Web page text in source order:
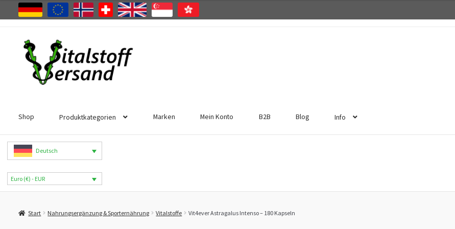
Zur
Navigation
springen
Zum
Inhalt
springen
Shop Produktkategorien Marken Mein Konto B2B Blog Info
Deutsch
Euro (€) - EUR
Start Nahrungsergänzung & Sporternährung Vitalstoffe Vit4ever Astragalus Intenso – 180 Kapseln